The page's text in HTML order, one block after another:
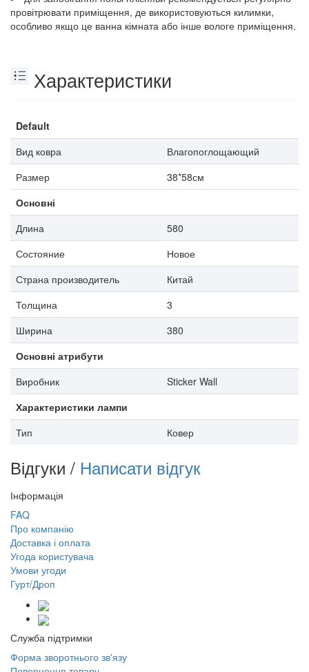
провітрювати приміщення, де використовуються килимки,
особливо якщо це ванна кімната або інше вологе приміщення.
Характеристики
Default
Вид ковра
Влагопоглощающий
Размер
38*58см
Основні
Длина
580
Состояние
Новое
Страна производитель
Китай
Толщина
3
Ширина
380
Основні атрибути
Виробник
Sticker Wall
Характеристики лампи
Тип
Ковер
Відгуки / Написати відгук
Інформація
FAQ
Про компанію
Доставка і оплата
Угода користувача
Умови угоди
Гурт/Дроп
Служба підтримки
Форма зворотнього зв'язу